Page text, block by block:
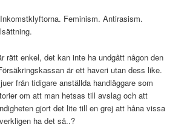
Feminism. Antirasism.
rätt enkel, det kan inte ha undgått någon den
är ett haveri utan dess like.
från tidigare anställda handläggare som
om att man hetsas till avslag och att
gjort det lite till en grej att håna vissa
ha det så..?